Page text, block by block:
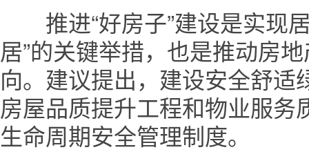
推进“好房子”建设是实现居
居”的关键举措，也是推动房
向。建议提出，建设安全舒适
房屋品质提升工程和物业服
生命周期安全管理制度。